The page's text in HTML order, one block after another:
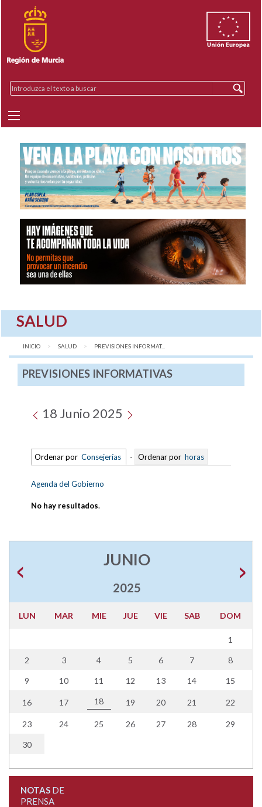
SALUD
INICIO SALUD AQUÍ:
PREVISIONES INFORMAT...
PREVISIONES INFORMATIVAS
18 Junio 2025
Ordenar por Consejerías - Ordenar por horas
Agenda del Gobierno
No hay resultados.
JUNIO
2025
LUN MAR MIE JUE VIE SAB DOM
1
2 3 4 5 6 7 8
9 10 11 12 13 14 15
16 17 18 19 20 21 22
23 24 25 26 27 28 29
30
NOTASDE
PRENSA